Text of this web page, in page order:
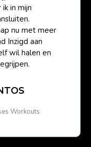
in mijn
nu met meer
Inzigd aan
wil halen en
Workouts